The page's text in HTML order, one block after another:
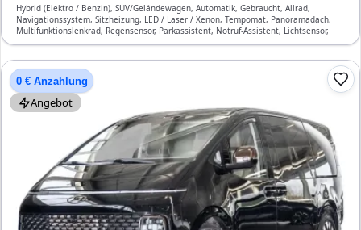
Hybrid (Elektro / Benzin), SUV/Geländewagen, Automatik, Gebraucht, Allrad,
Navigationssystem, Sitzheizung, LED / Laser / Xenon, Tempomat, Panoramadach,
Multifunktionslenkrad, Regensensor, Parkassistent, Notruf-Assistent, Lichtsensor,
Start/Stopp-Automatik, Bluetooth, Freisprecheinrichtung, Verkehrszeichen-
0 € Anzahlung
Angebot